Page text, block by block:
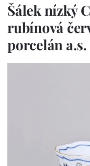
Šálek nízký
rubínová
porcelán a.s.